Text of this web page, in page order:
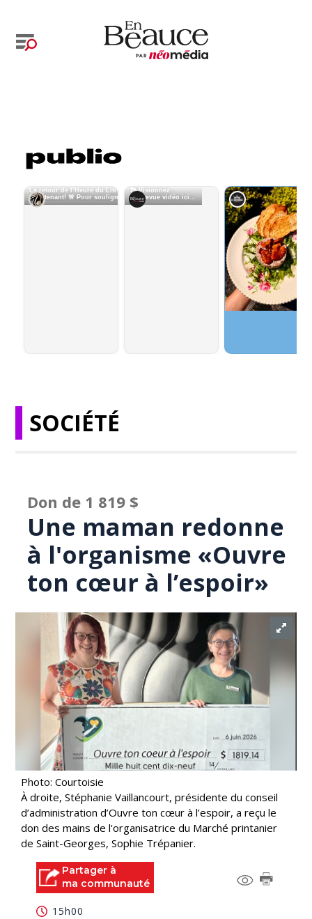
SOCIÉTÉ
Don de 1 819 $
Une maman redonne
à l'organisme «Ouvre
ton cœur à l’espoir»
Photo: Courtoisie
À droite, Stéphanie Vaillancourt, présidente du conseil
d’administration d’Ouvre ton cœur à l’espoir, a reçu le
don des mains de l'organisatrice du Marché printanier
de Saint-Georges, Sophie Trépanier.
Partager à
ma communauté
15h00